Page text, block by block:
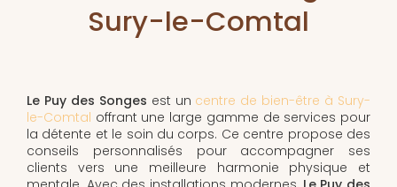
Sury-le-Comtal
Le Puy des Songes est un centre de bien-être à Sury-
le-Comtal offrant une large gamme de services pour
la détente et le soin du corps. Ce centre propose des
conseils personnalisés pour accompagner ses
clients vers une meilleure harmonie physique et